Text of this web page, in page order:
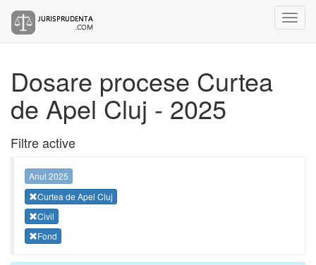
Dosare procese Curtea
de Apel Cluj - 2025
Filtre active
Anul 2025
Curtea de Apel Cluj
Civil
Fond